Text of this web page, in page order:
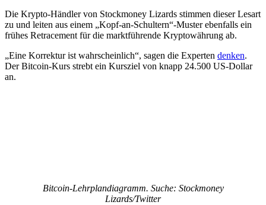
Die Krypto-Händler von Stockmoney Lizards stimmen dieser Lesart
zu und leiten aus einem „Kopf-an-Schultern“-Muster ebenfalls ein
frühes Retracement für die marktführende Kryptowährung ab.
„Eine Korrektur ist wahrscheinlich“, sagen die Experten denken.
Der Bitcoin-Kurs strebt ein Kursziel von knapp 24.500 US-Dollar
an.
Bitcoin-Lehrplandiagramm. Suche: Stockmoney
Lizards/Twitter